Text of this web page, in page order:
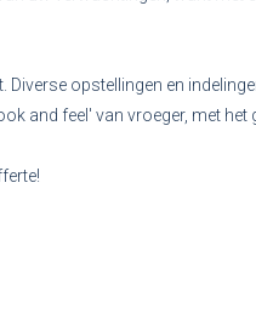
Diverse opstellingen en
and feel' van vroeger, met